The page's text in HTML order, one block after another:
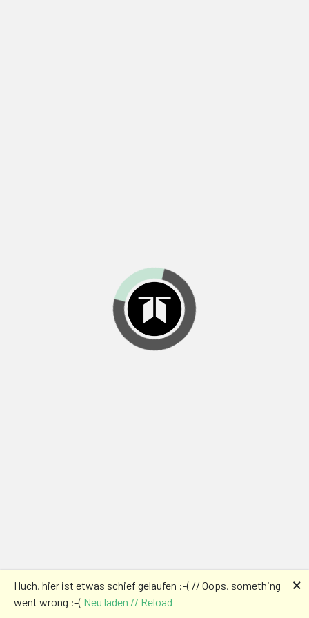
Huch, hier ist etwas schief gelaufen :-( // Oops, something
went wrong :-( Neu laden // Reload
🗙